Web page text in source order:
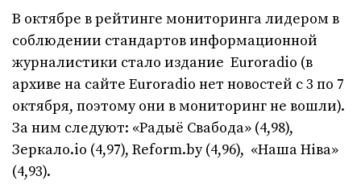
В октябре в рейтинге мониторинга лидером в
соблюдении стандартов информационной
журналистики стало издание Euroradio (в
архиве на сайте Euroradio нет новостей с 3 по 7
октября, поэтому они в мониторинг не вошли).
За ним следуют: «Радыё Свабода» (4,98),
Зеркало.io (4,97), Reform.by (4,96), «Наша Нівa»
(4,93).